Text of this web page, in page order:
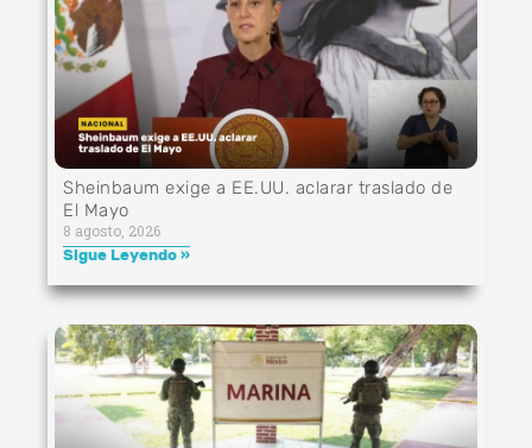
Sheinbaum exige a EE.UU. aclarar traslado de
El Mayo
8 agosto, 2026
Sigue Leyendo »